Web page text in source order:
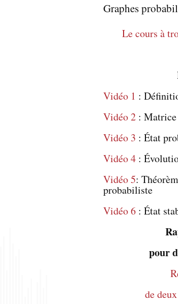
Graphes
Le cours à
Vidéo 1 :
Vidéo 2 :
Vidéo 3 : État
Vidéo 4 :
Vidéo 5:
probabiliste
Vidéo 6 : État
pour
de